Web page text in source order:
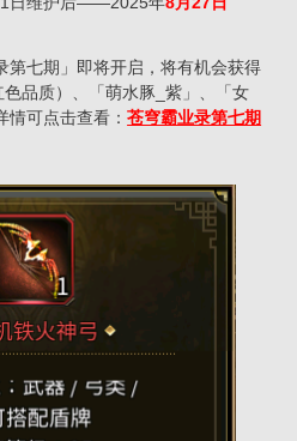
第七期」即将开启，将有机会获得
色品质）、「萌水豚_紫」、「女
情可点击查看：苍穹霸业录第七期